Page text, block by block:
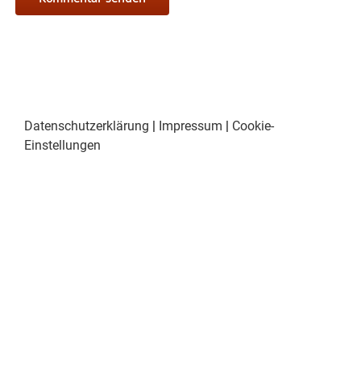
Datenschutzerklärung Impressum
Cookie-
Einstellungen